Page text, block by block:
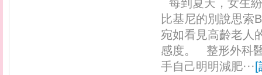
每到夏天，女生
比基尼的別說思索
宛如看見高齡老人
感度。 整形外科
手自己明明減肥··· [